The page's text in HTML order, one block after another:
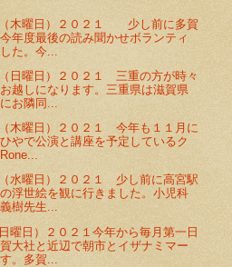
木曜日）２０２１ 少し前に多賀
年度最後の読み聞かせボランティ
た。今...
日曜日）２０２１ 三重の方が時々
越しになります。三重県は滋賀県
お隣同...
木曜日）２０２１ 今年も１１月に
やで公演と講座を予定しているク
水曜日）２０２１ 少し前に高宮駅
浮世絵を観に行きました。小児科
樹先生...
曜日）２０２１今年から毎月第一日
大社と近辺で朝市とイザナミマー
。多賀...